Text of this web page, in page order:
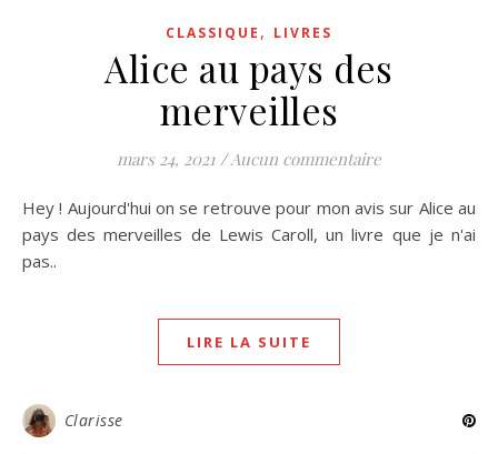
CLASSIQUE , LIVRES
Alice au pays des
merveilles
mars 24, 2021 / Aucun commentaire
Hey ! Aujourd'hui on se retrouve pour mon avis sur Alice au
pays des merveilles de Lewis Caroll, un livre que je n'ai
pas..
LIRE LA SUITE
Clarisse